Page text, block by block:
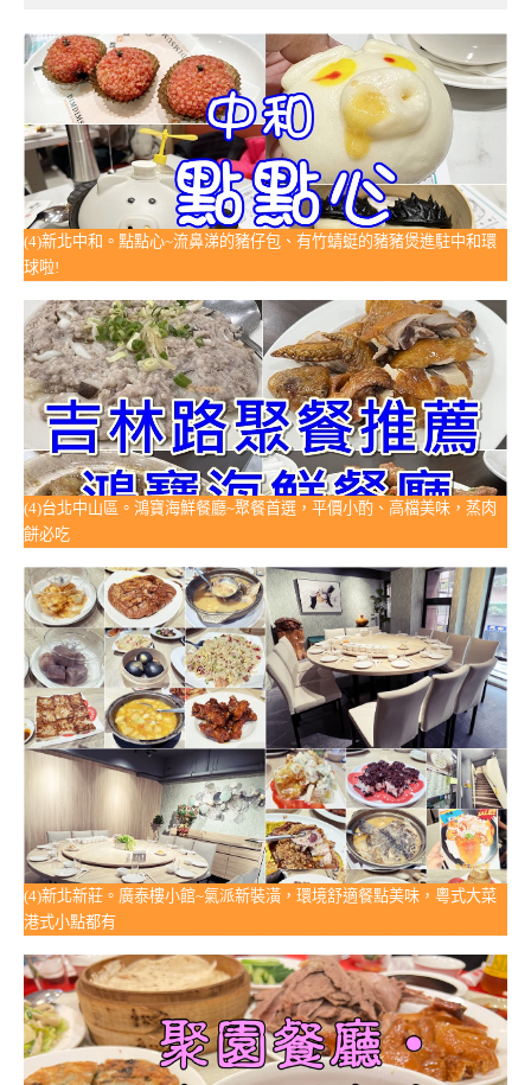
(4)新北中和。點點心~流鼻涕的豬仔包、有竹蜻蜓的豬豬煲進駐中和環
球啦!
(4)台北中山區。鴻寶海鮮餐廳~聚餐首選，平價小酌、高檔美味，蒸肉
餅必吃
(4)新北新莊。廣泰樓小館~氣派新裝潢，環境舒適餐點美味，粵式大菜
港式小點都有